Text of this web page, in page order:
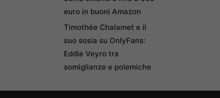
euro in buoni Amazon
Timothée Chalamet e il
suo sosia su OnlyFans:
Eddie Veyro tra
somiglianze e polemiche